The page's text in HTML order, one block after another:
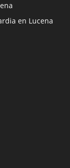
en Lucena